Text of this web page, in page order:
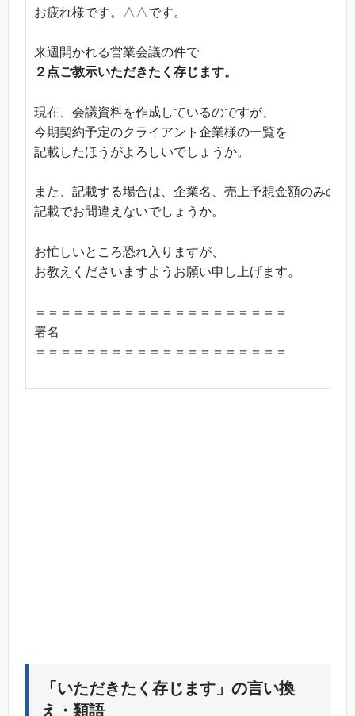
お疲れ様です。△△です。
来週開かれる営業会議の件で
２点ご教示いただきたく存じます。
現在、会議資料を作成しているのですが、
今期契約予定のクライアント企業様の一覧を
記載したほうがよろしいでしょうか。
また、記載する場合は、企業名、売上予想金額のみの
記載でお間違えないでしょうか。
お忙しいところ恐れ入りますが、
お教えくださいますようお願い申し上げます。
＝＝＝＝＝＝＝＝＝＝＝＝＝＝＝＝＝＝＝＝
署名
＝＝＝＝＝＝＝＝＝＝＝＝＝＝＝＝＝＝＝＝
「いただきたく存じます」の言い換
え・類語